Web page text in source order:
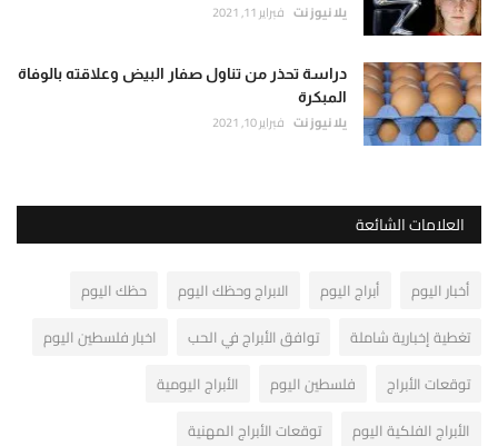
يلا نيوز نت فبراير 11, 2021
دراسة تحذر من تناول صفار البيض وعلاقته بالوفاة
المبكرة
يلا نيوز نت فبراير 10, 2021
العلامات الشائعة
أخبار اليوم أبراج اليوم الابراج وحظك اليوم
حظك اليوم
تغطية إخبارية شاملة
توافق الأبراج في الحب
اخبار فلسطين اليوم
توقعات الأبراج
فلسطين اليوم
الأبراج اليومية
الأبراج الفلكية اليوم
توقعات الأبراج المهنية